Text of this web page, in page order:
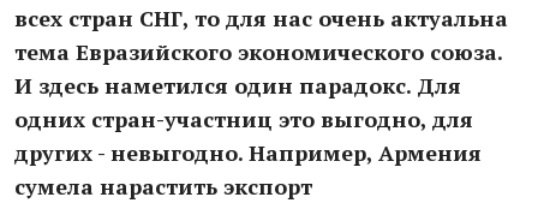
всех стран СНГ, то для нас очень актуальна
тема Евразийского экономического союза.
И здесь наметился один парадокс. Для
одних стран-участниц это выгодно, для
других - невыгодно. Например, Армения
сумела нарастить экспорт